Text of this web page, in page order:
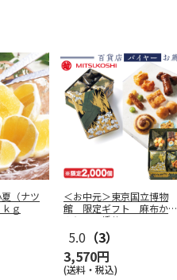
（ナツ
ｇ
＜お中元＞東京国立博物
館 限定ギフト 麻布かり
んと 八橋蒔
5.0 （3）
3,570円
(送料・税込)